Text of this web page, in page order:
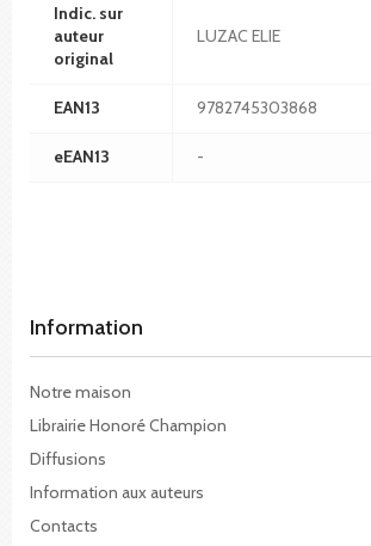
Indic. sur
auteur
original
LUZAC ELIE
EAN13 9782745303868
eEAN13 -
Information
Notre maison
Librairie Honoré Champion
Diffusions
Information aux auteurs
Contacts